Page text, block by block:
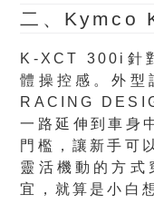
二、Kymco
K-XCT 300i針
體操控感。外型
RACING
一路延伸到車身
門檻，讓新手可
靈活機動的方式
宜，就算是小白